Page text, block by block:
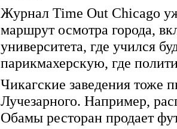
Журнал Time Out Chicago
маршрут осмотра города,
университета, где учился
парикмахерскую, где
Чикагские заведения тоже
Лучезарного. Например,
Обамы ресторан продает